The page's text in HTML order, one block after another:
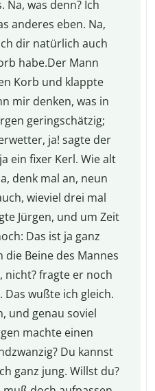
Na, was denn? Ich
anderes eben. Na,
dir natürlich auch
habe.Der Mann
Korb und klappte
mir denken, was in
geringschätzig;
ja! sagte der
ein fixer Kerl. Wie alt
denk mal an, neun
wieviel drei mal
Jürgen, und um Zeit
Das ist ja ganz
Beine des Mannes
fragte er noch
Das wußte ich gleich.
und genau soviel
machte einen
Du kannst
ganz jung. Willst du?